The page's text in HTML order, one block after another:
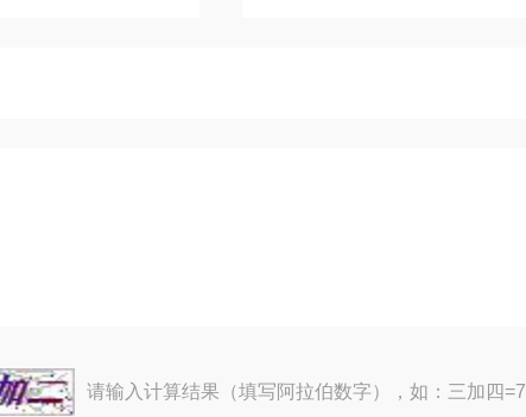
请输入计算结果（填写阿拉伯数字），如：三加四=7